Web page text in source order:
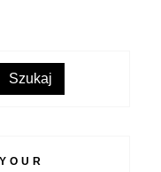
Szukaj